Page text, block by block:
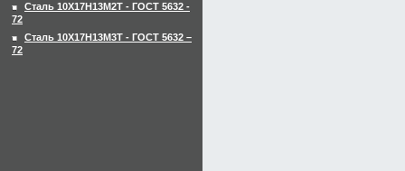
Сталь 10Х17Н13М2Т - ГОСТ 5632 -
72
Сталь 10Х17Н13М3Т - ГОСТ 5632 –
72